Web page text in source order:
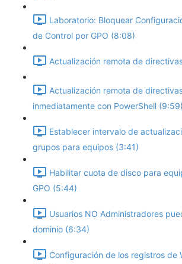
Laboratorio: Bloquear
de Control por GPO (8:08)
Actualización remota de
Actualización remota de
inmediatamente con PowerShell (9:59)
Establecer intervalo de
grupos para equipos (3:41)
Habilitar cuota de disco para
GPO (5:44)
Usuarios NO Administradores
dominio (6:34)
Configuración de los registros de